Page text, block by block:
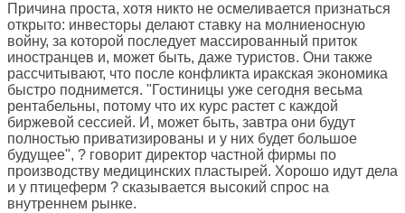
Причина проста, хотя никто не осмеливается признаться
открыто: инвесторы делают ставку на молниеносную
войну, за которой последует массированный приток
иностранцев и, может быть, даже туристов. Они также
рассчитывают, что после конфликта иракская экономика
быстро поднимется. "Гостиницы уже сегодня весьма
рентабельны, потому что их курс растет с каждой
биржевой сессией. И, может быть, завтра они будут
полностью приватизированы и у них будет большое
будущее", ? говорит директор частной фирмы по
производству медицинских пластырей. Хорошо идут дела
и у птицеферм ? сказывается высокий спрос на
внутреннем рынке.